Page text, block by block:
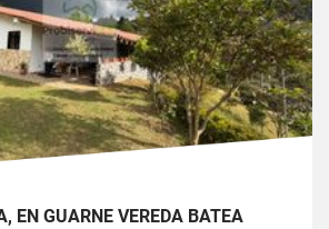
EN GUARNE VEREDA BATEA